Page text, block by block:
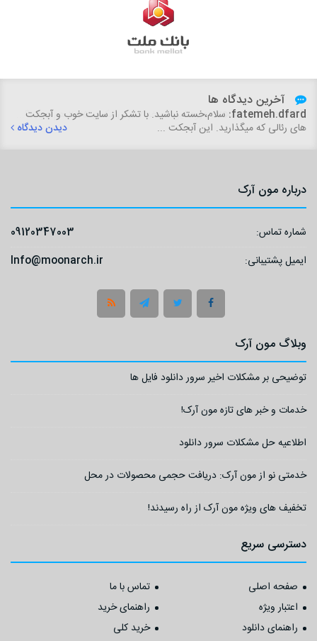
آخرین دیدگاه ها
fatemeh.dfard: سلام،خسته نباشید. با تشکر از سایت خوب و آبجکت
های رئالی که میگذارید. این آبجکت ... دیدن دیدگاه
درباره مون آرک
شماره تماس:
09120347003
ایمیل پشتیبانی:
Info@moonarch.ir
وبلاگ مون آرک
توضیحی بر مشکلات اخیر سرور دانلود فایل ها
خدمات و خبر های تازه مون آرک!
اطلاعیه حل مشکلات سرور دانلود
خدمتی نو از مون آرک: دریافت حجمی محصولات در محل
تخفیف های ویژه مون آرک از راه رسیدند!
دسترسی سریع
صفحه اصلی
تماس با ما
اعتبار ویژه
راهنمای خرید
راهنمای دانلود
خرید کلی